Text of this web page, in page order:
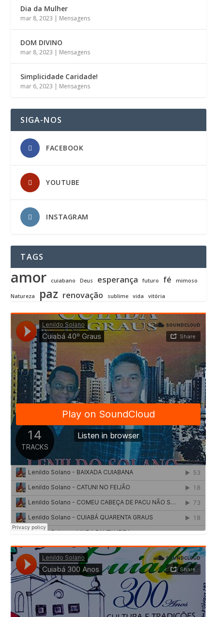
Dia da Mulher
mar 8, 2023 Mensagens
DOM DIVINO
mar 8, 2023 Mensagens
Simplicidade Caridade!
mar 6, 2023 Mensagens
SIGA-NOS
FACEBOOK
YOUTUBE
INSTAGRAM
TAGS
amor cuiabano Deus esperança futuro fé mimoso
Natureza paz renovação sublime vida vitória